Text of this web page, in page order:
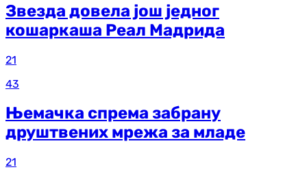
Звезда довела још једног
кошаркаша Реал Мадрида
21
43
Њемачка спрема забрану
друштвених мрежа за младе
21